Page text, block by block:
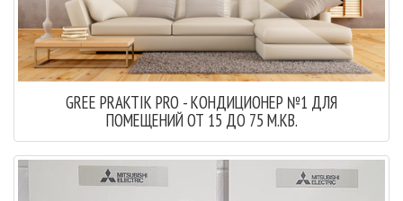
GREE PRAKTIK PRO - КОНДИЦИОНЕР №1 ДЛЯ
ПОМЕЩЕНИЙ ОТ 15 ДО 75 М.КВ.